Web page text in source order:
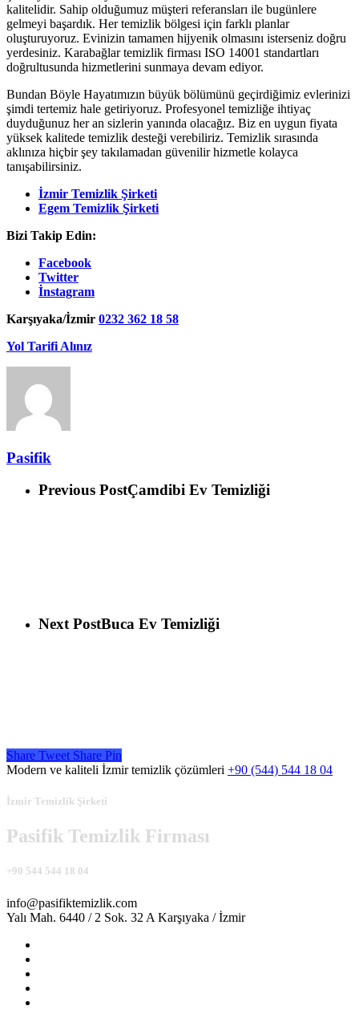
kalitelidir. Sahip olduğumuz müşteri referansları ile bugünlere
gelmeyi başardık. Her temizlik bölgesi için farklı planlar
oluşturuyoruz. Evinizin tamamen hijyenik olmasını isterseniz doğru
yerdesiniz. Karabağlar temizlik firması ISO 14001 standartları
doğrultusunda hizmetlerini sunmaya devam ediyor.
Bundan Böyle Hayatımızın büyük bölümünü geçirdiğimiz evlerinizi
şimdi tertemiz hale getiriyoruz. Profesyonel temizliğe ihtiyaç
duyduğunuz her an sizlerin yanında olacağız. Biz en uygun fiyata
yüksek kalitede temizlik desteği verebiliriz. Temizlik sırasında
aklınıza hiçbir şey takılamadan güvenilir hizmetle kolayca
tanışabilirsiniz.
İzmir Temizlik Şirketi
Egem Temizlik Şirketi
Bizi Takip Edin:
Facebook
Twitter
İnstagram
Karşıyaka/İzmir 0232 362 18 58
Yol Tarifi Alınız
Pasifik
Previous PostÇamdibi Ev Temizliği
Next PostBuca Ev Temizliği
Share Tweet Share Pin
Modern ve kaliteli İzmir temizlik çözümleri +90 (544) 544 18 04
İzmir Temizlik Şirketi
Pasifik Temizlik Firması
+90 544 544 18 04
info@pasifiktemizlik.com
Yalı Mah. 6440 / 2 Sok. 32 A Karşıyaka / İzmir